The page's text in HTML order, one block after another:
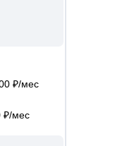
₽/мес
₽/мес